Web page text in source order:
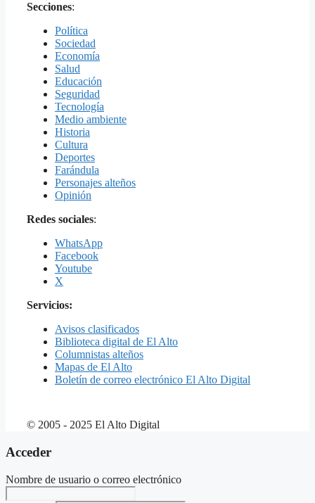
Secciones:
Política
Sociedad
Economía
Salud
Educación
Seguridad
Tecnología
Medio ambiente
Historia
Cultura
Deportes
Farándula
Personajes alteños
Opinión
Redes sociales:
WhatsApp
Facebook
Youtube
X
Servicios:
Avisos clasificados
Biblioteca digital de El Alto
Columnistas alteños
Mapas de El Alto
Boletín de correo electrónico El Alto Digital
© 2005 - 2025 El Alto Digital
Acceder
Nombre de usuario o correo electrónico